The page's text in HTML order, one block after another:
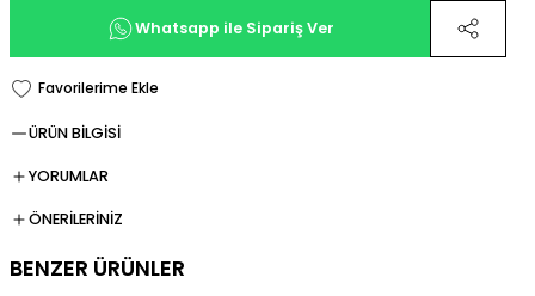
Whatsapp ile Sipariş Ver
ÜRÜN BİLGİSİ
YORUMLAR
ÖNERİLERİNİZ
BENZER ÜRÜNLER